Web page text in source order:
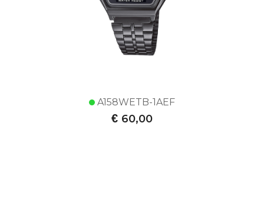
A158WETB-1AEF
€ 60,00